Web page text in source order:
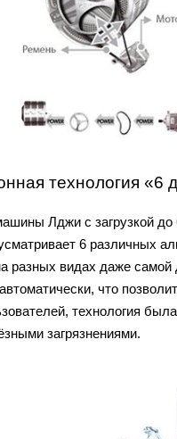
технология «6
Лджи с загрузкой до
6 различных
разных видах даже
что
технология
загрязнениями.